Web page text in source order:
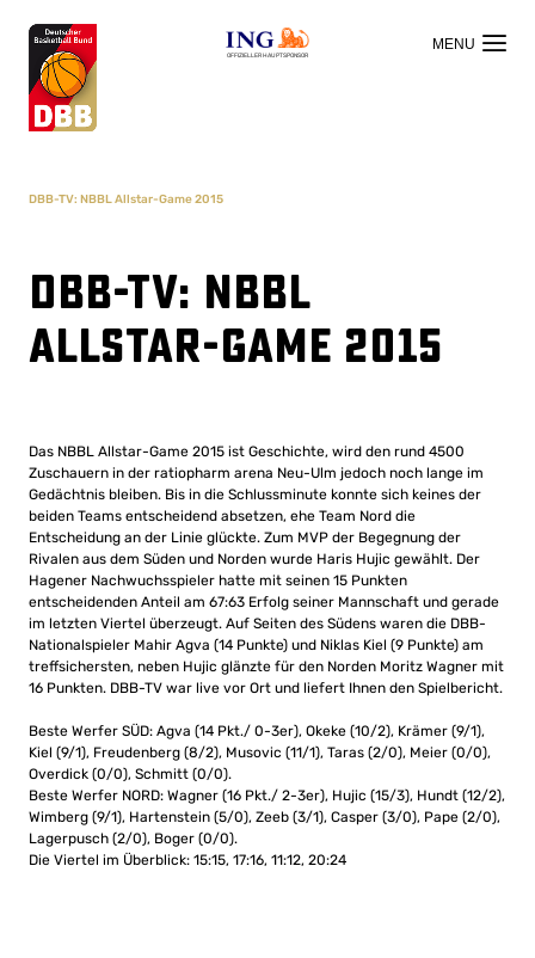
OFFIZIELLER HAUPTSPONSOR
DBB-TV: NBBL Allstar-Game 2015
DBB-TV: NBBL
Allstar-Game 2015
Das NBBL Allstar-Game 2015 ist Geschichte, wird den rund 4500
Zuschauern in der ratiopharm arena Neu-Ulm jedoch noch lange im
Gedächtnis bleiben. Bis in die Schlussminute konnte sich keines der
beiden Teams entscheidend absetzen, ehe Team Nord die
Entscheidung an der Linie glückte. Zum MVP der Begegnung der
Rivalen aus dem Süden und Norden wurde Haris Hujic gewählt. Der
Hagener Nachwuchsspieler hatte mit seinen 15 Punkten
entscheidenden Anteil am 67:63 Erfolg seiner Mannschaft und gerade
im letzten Viertel überzeugt. Auf Seiten des Südens waren die DBB-
Nationalspieler Mahir Agva (14 Punkte) und Niklas Kiel (9 Punkte) am
treffsichersten, neben Hujic glänzte für den Norden Moritz Wagner mit
16 Punkten. DBB-TV war live vor Ort und liefert Ihnen den Spielbericht.
Beste Werfer SÜD: Agva (14 Pkt./ 0-3er), Okeke (10/2), Krämer (9/1),
Kiel (9/1), Freudenberg (8/2), Musovic (11/1), Taras (2/0), Meier (0/0),
Overdick (0/0), Schmitt (0/0).
Beste Werfer NORD: Wagner (16 Pkt./ 2-3er), Hujic (15/3), Hundt (12/2),
Wimberg (9/1), Hartenstein (5/0), Zeeb (3/1), Casper (3/0), Pape (2/0),
Lagerpusch (2/0), Boger (0/0).
Die Viertel im Überblick: 15:15, 17:16, 11:12, 20:24